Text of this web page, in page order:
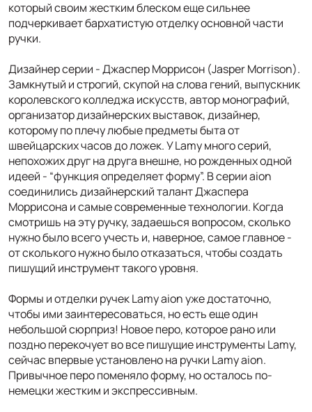
который своим жестким блеском еще сильнее
подчеркивает бархатистую отделку основной части
ручки.
Дизайнер серии - Джаспер Моррисон (Jasper Morrison).
Замкнутый и строгий, скупой на слова гений, выпускник
королевского колледжа искусств, автор монографий,
организатор дизайнерских выставок, дизайнер,
которому по плечу любые предметы быта от
швейцарских часов до ложек. У Lamy много серий,
непохожих друг на друга внешне, но рожденных одной
идеей - “функция определяет форму”. В серии aion
соединились дизайнерский талант Джаспера
Моррисона и самые современные технологии. Когда
смотришь на эту ручку, задаешься вопросом, сколько
нужно было всего учесть и, наверное, самое главное -
от сколького нужно было отказаться, чтобы создать
пишущий инструмент такого уровня.
Формы и отделки ручек Lamy aion уже достаточно,
чтобы ими заинтересоваться, но есть еще один
небольшой сюрприз! Новое перо, которое рано или
поздно перекочует во все пишущие инструменты Lamy,
сейчас впервые установлено на ручки Lamy aion.
Привычное перо поменяло форму, но осталось по-
немецки жестким и экспрессивным.